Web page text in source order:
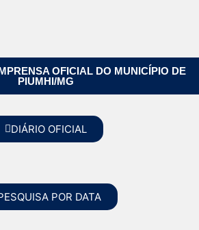
OFICIAL DO MUNICÍPIO DE
PIUMHI/MG
DIÁRIO OFICIAL
POR DATA